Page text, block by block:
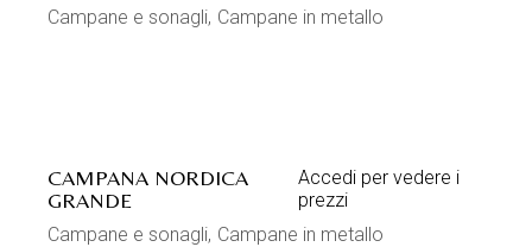
Campane e sonagli Campane in metallo
CAMPANA NORDICA
GRANDE
Accedi per vedere i
prezzi
Campane e sonagli Campane in metallo